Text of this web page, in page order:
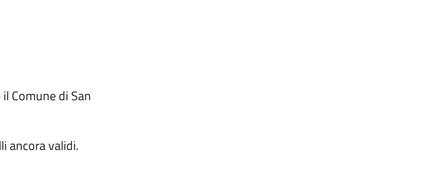
Comune di San
ancora validi.